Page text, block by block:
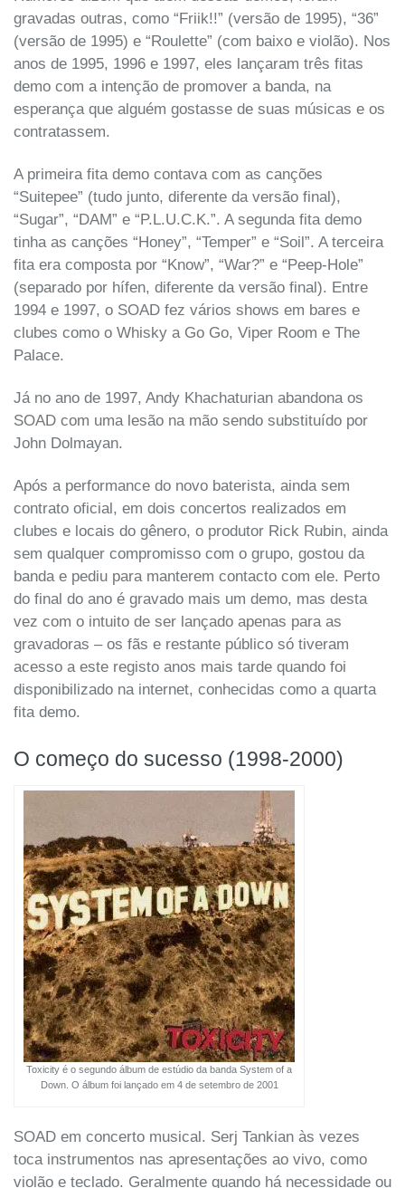
gravadas outras, como “Friik!!” (versão de 1995), “36”
(versão de 1995) e “Roulette” (com baixo e violão). Nos
anos de 1995, 1996 e 1997, eles lançaram três fitas
demo com a intenção de promover a banda, na
esperança que alguém gostasse de suas músicas e os
contratassem.
A primeira fita demo contava com as canções
“Suitepee” (tudo junto, diferente da versão final),
“Sugar”, “DAM” e “P.L.U.C.K.”. A segunda fita demo
tinha as canções “Honey”, “Temper” e “Soil”. A terceira
fita era composta por “Know”, “War?” e “Peep-Hole”
(separado por hífen, diferente da versão final). Entre
1994 e 1997, o SOAD fez vários shows em bares e
clubes como o Whisky a Go Go, Viper Room e The
Palace.
Já no ano de 1997, Andy Khachaturian abandona os
SOAD com uma lesão na mão sendo substituído por
John Dolmayan.
Após a performance do novo baterista, ainda sem
contrato oficial, em dois concertos realizados em
clubes e locais do gênero, o produtor Rick Rubin, ainda
sem qualquer compromisso com o grupo, gostou da
banda e pediu para manterem contacto com ele. Perto
do final do ano é gravado mais um demo, mas desta
vez com o intuito de ser lançado apenas para as
gravadoras – os fãs e restante público só tiveram
acesso a este registo anos mais tarde quando foi
disponibilizado na internet, conhecidas como a quarta
fita demo.
O começo do sucesso (1998-2000)
Toxicity é o segundo álbum de estúdio da banda System of a
Down. O álbum foi lançado em 4 de setembro de 2001
SOAD em concerto musical. Serj Tankian às vezes
toca instrumentos nas apresentações ao vivo, como
violão e teclado. Geralmente quando há necessidade ou